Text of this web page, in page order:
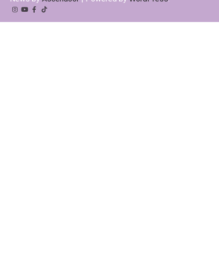
Instagram
YouTube
Facebook
Tiktok